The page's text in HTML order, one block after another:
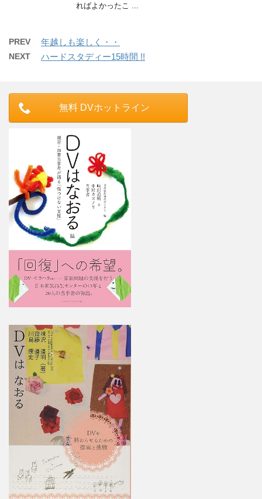
ればよかったこ ...
PREV 年越しも楽しく・・
NEXT ハードスタディー15時間 !!
無料 DVホットライン